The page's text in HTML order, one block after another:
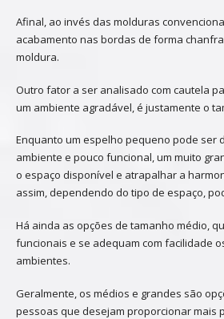
Afinal, ao invés das molduras
acabamento nas bordas de forma
moldura.
Outro fator a ser analisado com cautela
um ambiente agradável, é justamente o
Enquanto um espelho pequeno pode ser
ambiente e pouco funcional, um muito
o espaço disponível e atrapalhar a
assim, dependendo do tipo de espaço,
Há ainda as opções de tamanho médio,
funcionais e se adequam com facilidade
ambientes.
Geralmente, os médios e grandes são
pessoas que desejam proporcionar mais